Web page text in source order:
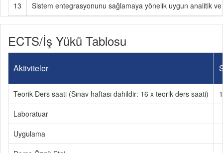
13
Sistem entegrasyonunu sağlamaya yönelik uygun analitik
ECTS/İş Yükü Tablosu
Aktiviteler
Teorik Ders saati (Sınav haftası dahildir: 16 x teorik ders saati)
Laboratuar
Uygulama